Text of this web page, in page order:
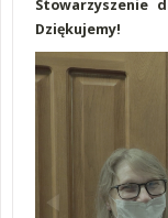
Stowarzyszenie
Dziękujemy!